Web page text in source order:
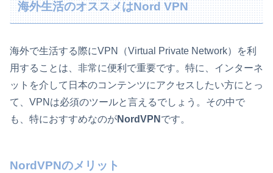
海外生活のオススメはNord VPN
海外で生活する際にVPN（Virtual Private Network）を利
用することは、非常に便利で重要です。特に、インターネ
ットを介して日本のコンテンツにアクセスしたい方にとっ
て、VPNは必須のツールと言えるでしょう。その中で
も、特におすすめなのがNordVPN です。
NordVPNのメリット